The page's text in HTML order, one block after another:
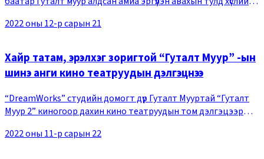
Олон нийтийн хүртээл бол
2022 оны 12-р сарын 21
Хайр татам, эрэлхэг зоригтой “Гуталт Муур” -ын
шинэ анги кино театруудын дэлгэцнээ
“DreamWorks” студийн домогт дүр Гуталт Мууртай “Гуталт
Муур 2” киногоор дахин кино театруудын том дэлгэцээр
хийхээр болсон “Гуталт Муур 2” кино нь (
2022 оны 11-р сарын 22